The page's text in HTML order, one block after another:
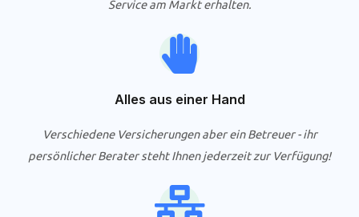
Service am Markt erhalten.
Alles aus einer Hand
Verschiedene Versicherungen aber ein Betreuer - ihr
persönlicher Berater steht Ihnen jederzeit zur Verfügung!